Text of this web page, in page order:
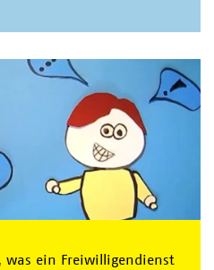
was ein Freiwilligendienst